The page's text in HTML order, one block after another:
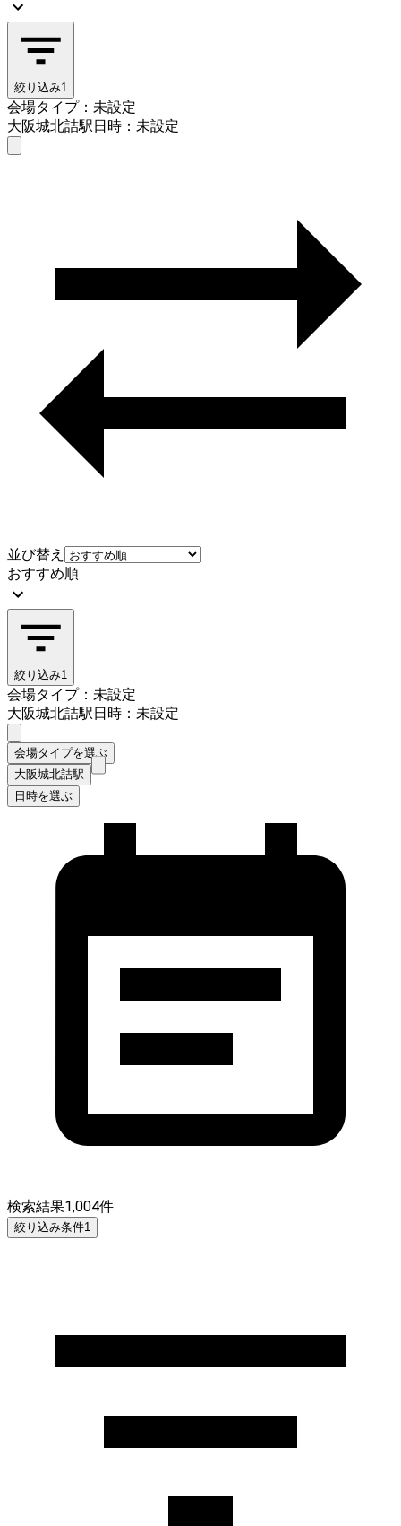
絞り込み1
会場タイプ：未設定
大阪城北詰駅日時：未設定
並び替え
おすすめ順
絞り込み1
会場タイプ：未設定
大阪城北詰駅日時：未設定
会場タイプを選ぶ
大阪城北詰駅
日時を選ぶ
検索結果1,004件
絞り込み条件1